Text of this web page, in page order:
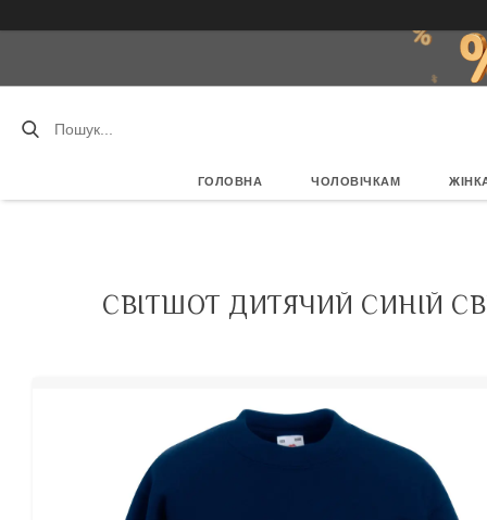
ГОЛОВНА ЧОЛОВІЧКАМ
СВІТШОТ ДИТЯЧИЙ СИНІЙ